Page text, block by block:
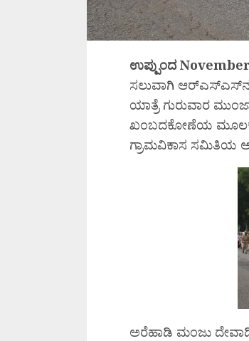
ಉಪ್ಪುಂದ
ಸಲುವಾಗಿ ಆರ್‌ಎಸ್‌ಎಸ್‌ನ
ಯಾತ್ರೆ ಗುರುವಾರ
ಖಂಬದಕೋಣೆಯ ಮೂಲಕ
ಗ್ರಾಮವಿಕಾಸ ಸಮಿತಿಯ
ಅರೆಹಾಡಿ ಮಂಜು